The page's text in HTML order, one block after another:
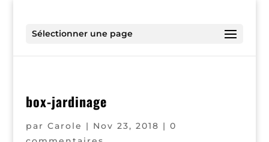
Sélectionner une page
box-jardinage
par Carole | Nov 23, 2018 | 0